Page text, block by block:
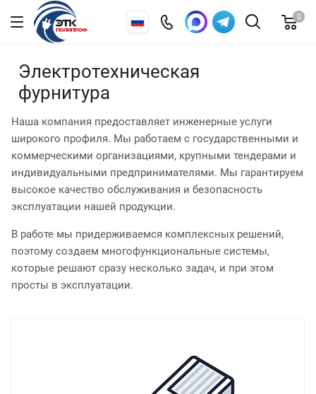
0
Электротехническая
фурнитура
Наша компания предоставляет инженерные услуги
широкого профиля. Мы работаем с государственными и
коммерческими организациями, крупными тендерами и
индивидуальными предпринимателями. Мы гарантируем
высокое качество обслуживания и безопасность
эксплуатации нашей продукции.
В работе мы придерживаемся комплексных решений,
поэтому создаем многофункциональные системы,
которые решают сразу несколько задач, и при этом
просты в эксплуатации.